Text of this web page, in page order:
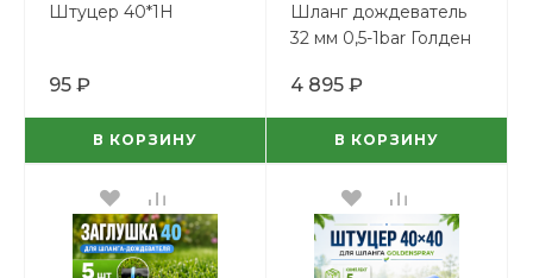
Штуцер 40*1Н
95 ₽
В КОРЗИНУ
Шланг дождеватель
32 мм 0,5-1bar Голден
4 895 ₽
В КОРЗИНУ